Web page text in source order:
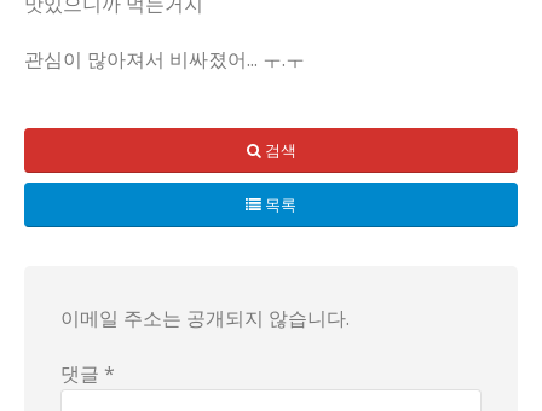
관심이 많아져서 비싸졌어... ㅜ.ㅜ
전문가들은 해조류를 천연 에너지로 활용하려 해도, 처리
프랑스 일간지 르몽드도 이에 대해 "한국은 지구를 위해 해
탄소 억제를 위한 한국의 해조류 양식은 과연 우리가 기대
검색
목록
이메일 주소는 공개되지 않습니다.
댓글 *